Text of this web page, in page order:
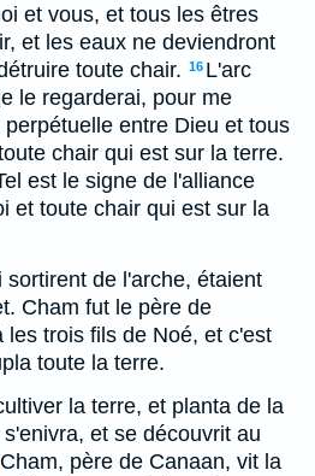
et vous, et tous les êtres
et les eaux ne deviendront
toute chair. 16 L'arc
le regarderai, pour me
entre Dieu et tous
chair qui est sur la terre.
est le signe de l'alliance
et toute chair qui est sur la
sortirent de l'arche, étaient
Cham fut le père de
les trois fils de Noé, et c'est
toute la terre.
la terre, et planta de la
et se découvrit au
Cham, père de Canaan, vit la